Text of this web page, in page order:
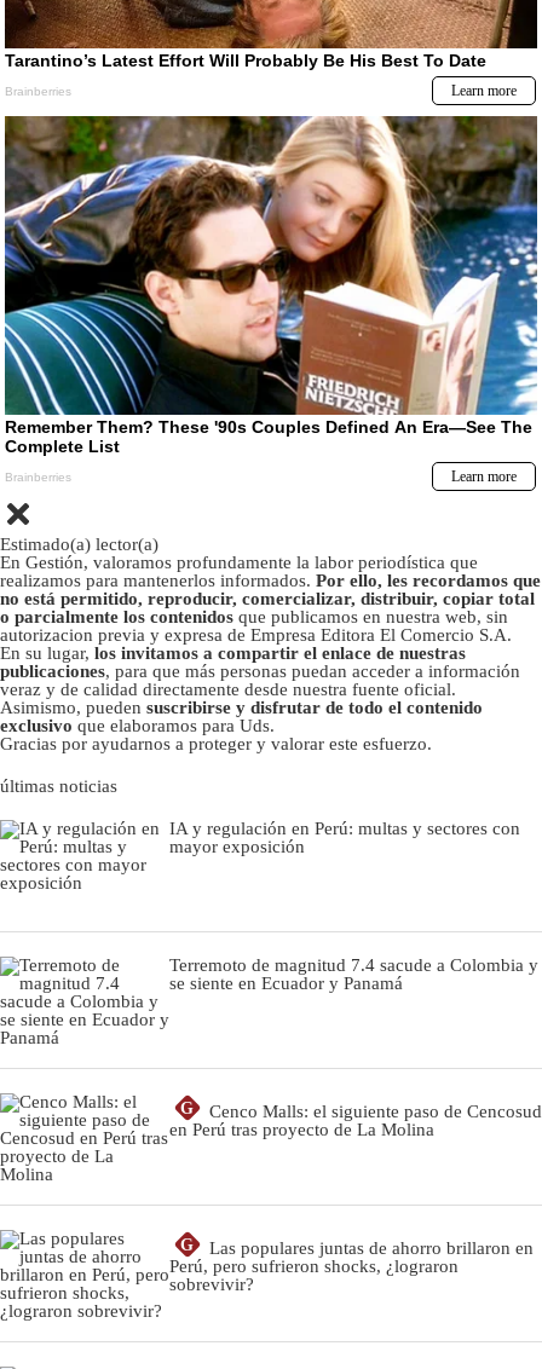
Estimado(a) lector(a)
En Gestión, valoramos profundamente la labor periodística que
realizamos para mantenerlos informados. Por ello, les recordamos que
no está permitido, reproducir, comercializar, distribuir, copiar total
o parcialmente los contenidos que publicamos en nuestra web, sin
autorizacion previa y expresa de Empresa Editora El Comercio S.A.
En su lugar, los invitamos a compartir el enlace de nuestras
publicaciones, para que más personas puedan acceder a información
veraz y de calidad directamente desde nuestra fuente oficial.
Asimismo, pueden suscribirse y disfrutar de todo el contenido
exclusivo que elaboramos para Uds.
Gracias por ayudarnos a proteger y valorar este esfuerzo.
últimas noticias
IA y regulación en Perú: multas y sectores con
mayor exposición
Terremoto de magnitud 7.4 sacude a Colombia y
se siente en Ecuador y Panamá
G
Cenco Malls: el siguiente paso de Cencosud
en Perú tras proyecto de La Molina
G
Las populares juntas de ahorro brillaron en
Perú, pero sufrieron shocks, ¿lograron
sobrevivir?